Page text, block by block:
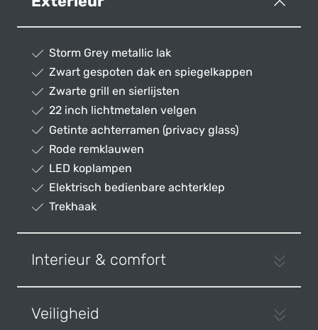
Storm Grey metallic lak
Zwart gespoten dak en spiegelkappen
Zwarte grill en sierlijsten
22 inch lichtmetalen velgen
Getinte achterramen (privacy glass)
Rode remklauwen
LED koplampen
Elektrisch bedienbare achterklep
Trekhaak
Interieur & comfort
Veiligheid